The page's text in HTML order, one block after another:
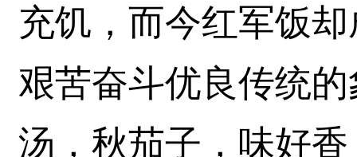
充饥，而今红军饭
艰苦奋斗优良传统
汤，秋茄子，味好